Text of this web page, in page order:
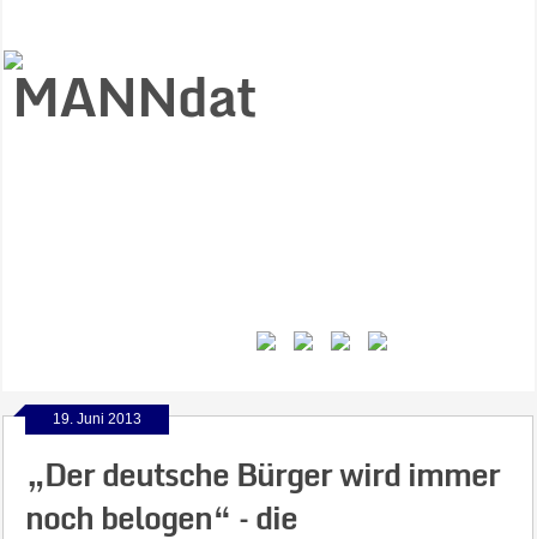
19. Juni 2013
„Der deutsche Bürger wird immer
noch belogen“ – die